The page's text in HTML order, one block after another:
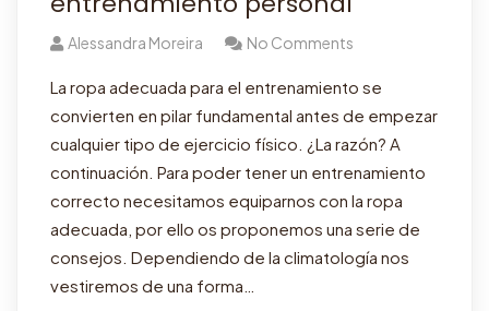
Alessandra Moreira No Comments
La ropa adecuada para el entrenamiento se
convierten en pilar fundamental antes de empezar
cualquier tipo de ejercicio físico. ¿La razón? A
continuación. Para poder tener un entrenamiento
correcto necesitamos equiparnos con la ropa
adecuada, por ello os proponemos una serie de
consejos. Dependiendo de la climatología nos
vestiremos de una forma…